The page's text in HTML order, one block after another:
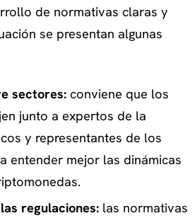
de normativas claras y
se presentan algunas
sectores:conviene que los
junto a expertos de la
y representantes de los
entender mejor las dinámicas
regulaciones:las normativas